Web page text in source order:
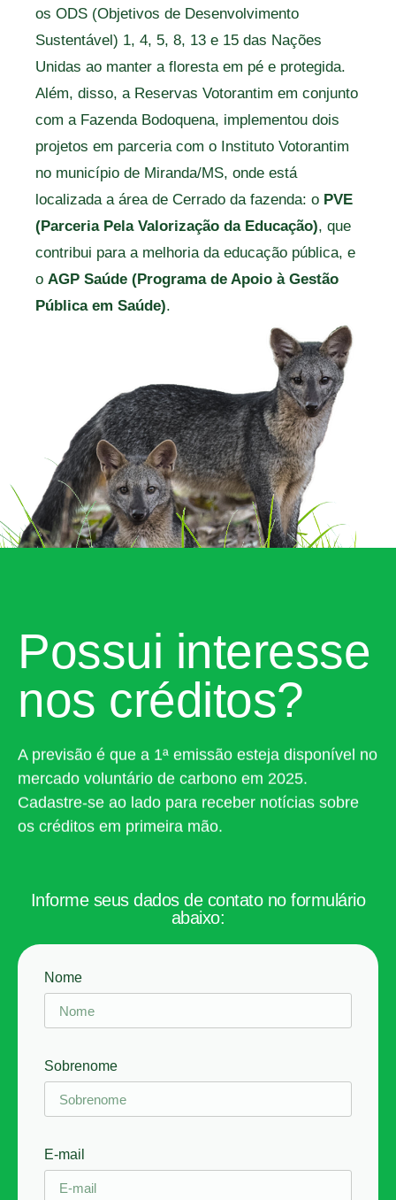
os ODS (Objetivos de Desenvolvimento
Sustentável) 1, 4, 5, 8, 13 e 15 das Nações
Unidas ao manter a floresta em pé e protegida.
Além, disso, a Reservas Votorantim em conjunto
com a Fazenda Bodoquena, implementou dois
projetos em parceria com o Instituto Votorantim
no município de Miranda/MS, onde está
localizada a área de Cerrado da fazenda: o PVE
(Parceria Pela Valorização da Educação), que
contribui para a melhoria da educação pública, e
o AGP Saúde (Programa de Apoio à Gestão
Pública em Saúde).
Possui interesse
nos créditos?
A previsão é que a 1ª emissão esteja disponível no
mercado voluntário de carbono em 2025.
Cadastre-se ao lado para receber notícias sobre
os créditos em primeira mão.
Informe seus dados de contato no formulário
abaixo:
Nome
Sobrenome
E-mail